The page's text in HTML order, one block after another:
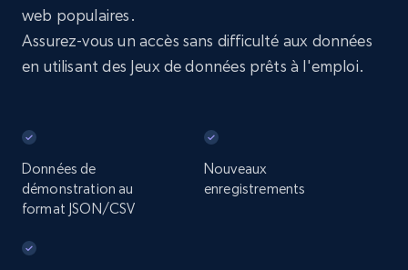
web populaires.
Assurez-vous un accès sans difficulté aux données
en utilisant des Jeux de données prêts à l'emploi.
Données de
démonstration au
format JSON/CSV
Nouveaux
enregistrements